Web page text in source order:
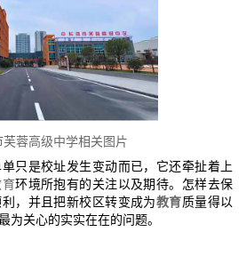
芙蓉高级中学相关图片
单只是校址发生变动而已，它还牵扯着上
育环境所抱有的关注以及期待。怎样去保
，并且把新校区转变成为教育质量得以
为关心的实实在在的问题。